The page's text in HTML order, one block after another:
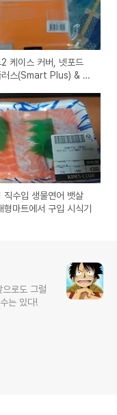
2 케이스 커버, 넷포드
러스(Smart Plus) & 정
입 사용기
직수입 생물연어 뱃살
형마트에서 구입 시식기
로도 그럴
는 있다!